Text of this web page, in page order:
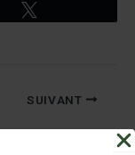
SUIVANT